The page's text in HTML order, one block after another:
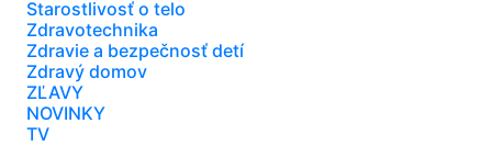
Starostlivosť o telo
Zdravotechnika
Zdravie a bezpečnosť detí
Zdravý domov
ZĽAVY
NOVINKY
TV